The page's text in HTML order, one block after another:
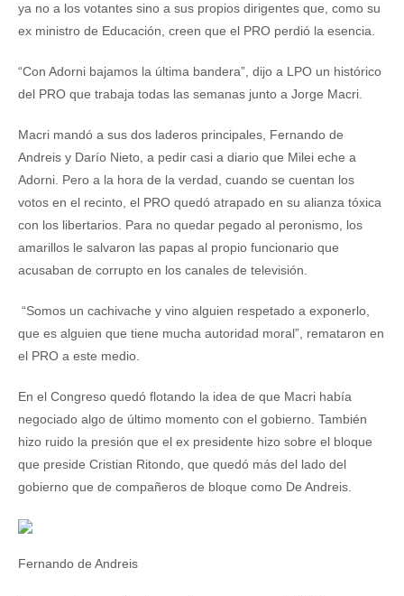
ya no a los votantes sino a sus propios dirigentes que, como su
ex ministro de Educación, creen que el PRO perdió la esencia.
“Con Adorni bajamos la última bandera”, dijo a LPO un histórico
del PRO que trabaja todas las semanas junto a Jorge Macri.
Macri mandó a sus dos laderos principales, Fernando de
Andreis y Darío Nieto, a pedir casi a diario que Milei eche a
Adorni. Pero a la hora de la verdad, cuando se cuentan los
votos en el recinto, el PRO quedó atrapado en su alianza tóxica
con los libertarios. Para no quedar pegado al peronismo, los
amarillos le salvaron las papas al propio funcionario que
acusaban de corrupto en los canales de televisión.
“Somos un cachivache y vino alguien respetado a exponerlo,
que es alguien que tiene mucha autoridad moral”, remataron en
el PRO a este medio.
En el Congreso quedó flotando la idea de que Macri había
negociado algo de último momento con el gobierno. También
hizo ruido la presión que el ex presidente hizo sobre el bloque
que preside Cristian Ritondo, que quedó más del lado del
gobierno que de compañeros de bloque como De Andreis.
Fernando de Andreis